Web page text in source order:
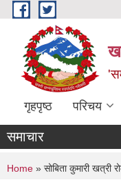
Skip to main content
गृहपृष्ठ परिचय
समाचार
You are here
Home » सोबिता कुमारी खत्री